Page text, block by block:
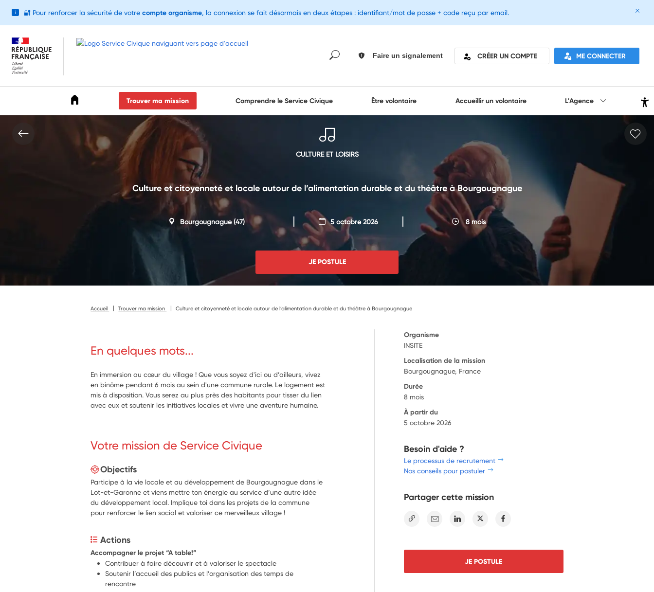
Faire un signalement CRÉER UN COMPTE ME CONNECTER
Trouver ma mission Comprendre le Service Civique Être volontaire Accueillir un volontaire L'Agence
CULTURE ET LOISIRS
Culture et citoyenneté et locale autour de l’alimentation durable et du théâtre à Bourgougnague
Bourgougnague(47) 5 octobre 2026 8 mois
JE POSTULE
Accueil Trouver ma mission Culture et citoyenneté et locale autour de l’alimentation durable et du théâtre à Bourgougnague
En quelques mots...
En immersion au cœur du village ! Que vous soyez d'ici ou d’ailleurs, vivez
en binôme pendant 6 mois au sein d'une commune rurale. Le logement est
mis à disposition. Vous serez au plus près des habitants pour tisser du lien
avec eux et soutenir les initiatives locales et vivre une aventure humaine.
Votre mission de Service Civique
Objectifs
Participe à la vie locale et au développement de Bourgougnague dans le
Lot-et-Garonne et viens mettre ton énergie au service d’une autre idée
du développement local. Implique toi dans les projets de la commune
pour renforcer le lien social et valoriser ce merveilleux village !
Actions
Accompagner le projet “A table!”
Contribuer à faire découvrir et à valoriser le spectacle
Soutenir l’accueil des publics et l’organisation des temps de
Organisme
INSITE
Localisation de la mission
Bourgougnague, France
Durée
8 mois
À partir du
5 octobre 2026
Besoin d'aide ?
Le processus de recrutement
Nos conseils pour postuler
Partager cette mission
E-mail Linkedin Twitter
JE POSTULE
i 🔐 Pour renforcer la sécurité de votre compte organisme, la connexion se fait désormais en deux étapes : identifiant/mot de passe + code reçu par email.